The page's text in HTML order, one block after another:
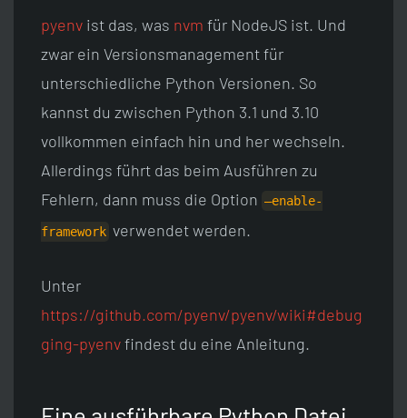
pyenv ist das, was nvm für NodeJS ist. Und
zwar ein Versionsmanagement für
unterschiedliche Python Versionen. So
kannst du zwischen Python 3.1 und 3.10
vollkommen einfach hin und her wechseln.
Allerdings führt das beim Ausführen zu
Fehlern, dann muss die Option —enable-
framework verwendet werden.
Unter
https://github.com/pyenv/pyenv/wiki#debug
ging-pyenvfindest du eine Anleitung.